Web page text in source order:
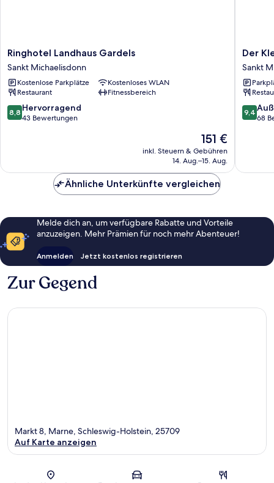
Ringhotel
Landhaus
Gardels
Sankt
Michaelisdonn
Ringhotel Landhaus Gardels
Sankt Michaelisdonn
Kostenlose Parkplätze
Kostenloses WLAN
Restaurant
Fitnessbereich
8.8
von
8,8 Hervorragend
43 Bewertungen
Der
Preis
beträgt
151 €
inkl. Steuern & Gebühren
14. Aug.–15. Aug.
Der
Kleine
Hans
Sankt
Der
Sankt
9.4
von
9,4
68
Ähnliche Unterkünfte vergleichen
Melde dich an, um verfügbare Rabatte und Vorteile
anzuzeigen. Mehr Prämien für noch mehr Abenteuer!
Anmelden Jetzt kostenlos registrieren
Zur Gegend
Karte
Markt 8, Marne, Schleswig-Holstein, 25709
Auf Karte anzeigen